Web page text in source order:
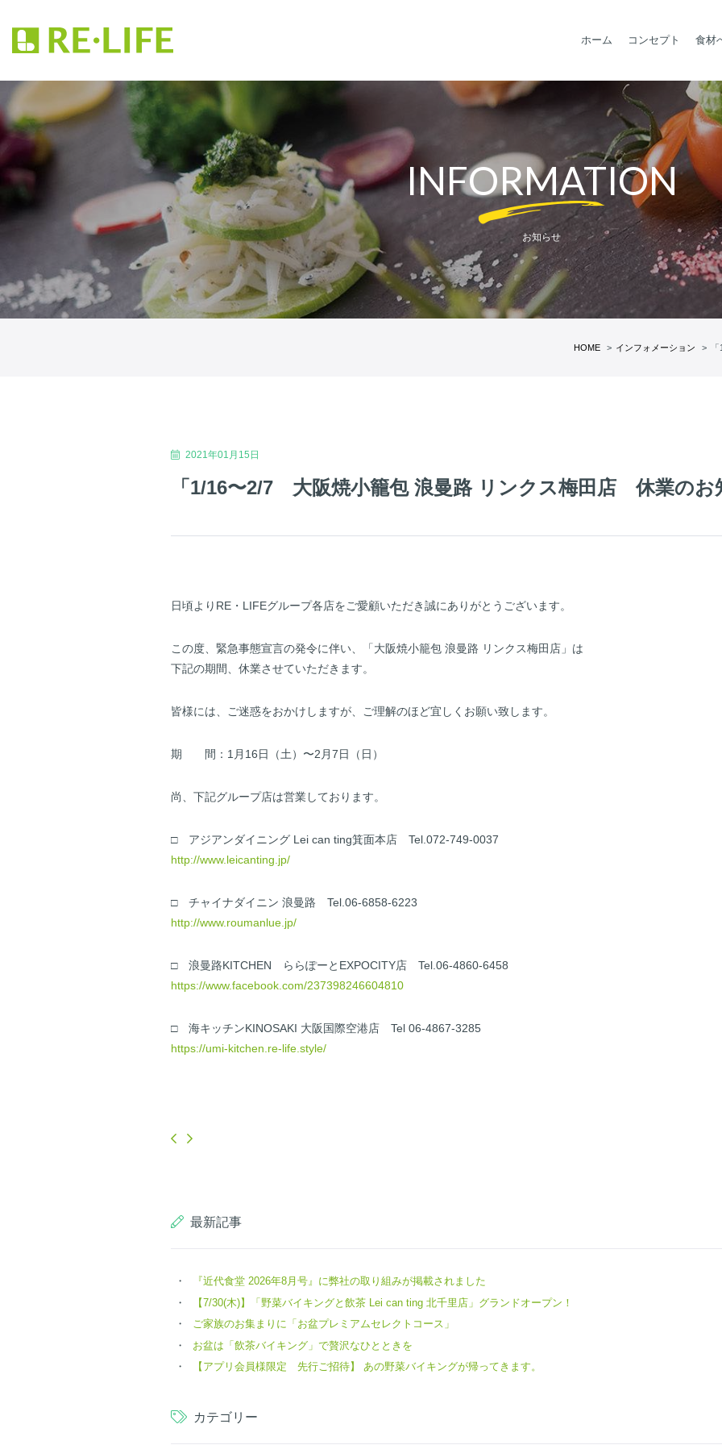
ホーム コンセプト 食材
INFORMATION
お知らせ
HOME インフォメーション
2021年01月15日
「1/16〜2/7 大阪焼小籠包 浪曼路 リンクス梅田店 休業のお
日頃よりRE・LIFEグループ各店をご愛顧いただき誠にありがとうございます。
この度、緊急事態宣言の発令に伴い、「大阪焼小籠包 浪曼路 リンクス梅田店」は
下記の期間、休業させていただきます。
皆様には、ご迷惑をおかけしますが、ご理解のほど宜しくお願い致します。
期 間：1月16日（土）〜2月7日（日）
尚、下記グループ店は営業しております。
□ アジアンダイニング Lei can ting箕面本店 Tel.072-749-0037
http://www.leicanting.jp/
□ チャイナダイニン 浪曼路 Tel.06-6858-6223
http://www.roumanlue.jp/
□ 浪曼路KITCHEN ららぽーとEXPOCITY店 Tel.06-4860-6458
https://www.facebook.com/237398246604810
□ 海キッチンKINOSAKI 大阪国際空港店 Tel 06-4867-3285
https://umi-kitchen.re-life.style/
最新記事
『近代食堂 2026年8月号』に弊社の取り組みが掲載されました
【7/30(木)】「野菜バイキングと飲茶 Lei can ting 北千里店」グランドオープン！
ご家族のお集まりに「お盆プレミアムセレクトコース」
お盆は「飲茶バイキング」で贅沢なひとときを
【アプリ会員様限定 先行ご招待】 あの野菜バイキングが帰ってきます。
カテゴリー